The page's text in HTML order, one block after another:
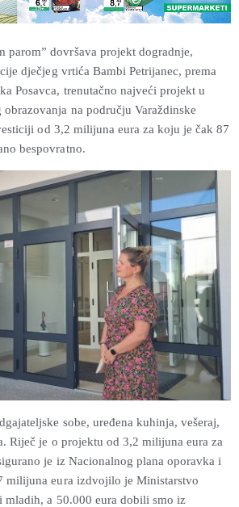
parom” dovršava projekt dogradnje,
dječjeg vrtića Bambi Petrijanec, prema
Posavca, trenutačno najveći projekt u
na području Varaždinske
od 3,2 milijuna eura za koju je čak 87
bespovratno.
sobe, uređena kuhinja, vešeraj,
Riječ je o projektu od 3,2 milijuna eura za
je iz Nacionalnog plana oporavka i
milijuna eura izdvojilo je Ministarstvo
mladih, a 50.000 eura dobili smo iz